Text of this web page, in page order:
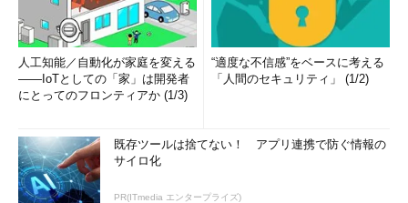
人工知能／自動化が家庭を変える
――IoTとしての「家」は開発者
にとってのフロンティアか (1/3)
“適度な不信感”をベースに考える
「人間のセキュリティ」 (1/2)
既存ツールは捨てない！ アプリ連携で防ぐ情報の
サイロ化
PR(ITmedia エンタープライズ)